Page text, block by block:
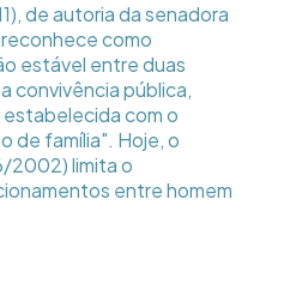
de autoria da senadora
como
estável entre duas
convivência pública,
com o
de família". Hoje, o
2002) limita o
entre homem